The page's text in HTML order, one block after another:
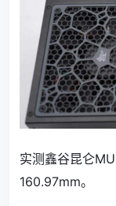
实测鑫谷昆仑
160.97mm。